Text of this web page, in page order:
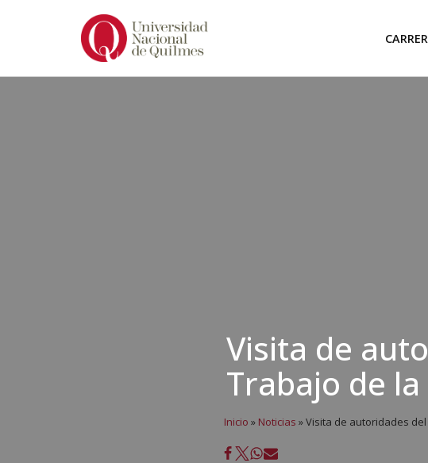
Visita de
Trabajo de
Inicio » Noticias »Visita de autoridades